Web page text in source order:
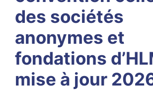
des sociétés
anonymes et
fondations
mise à jour